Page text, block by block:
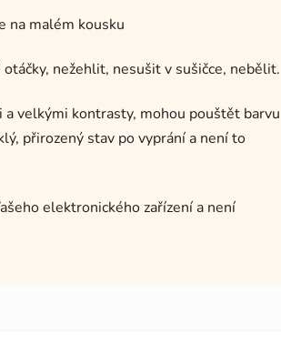
na malém kousku
nežehlit, nesušit v sušičce, nebělit.
velkými kontrasty, mohou pouštět barvu
přirozený stav po vyprání a není to
elektronického zařízení a není